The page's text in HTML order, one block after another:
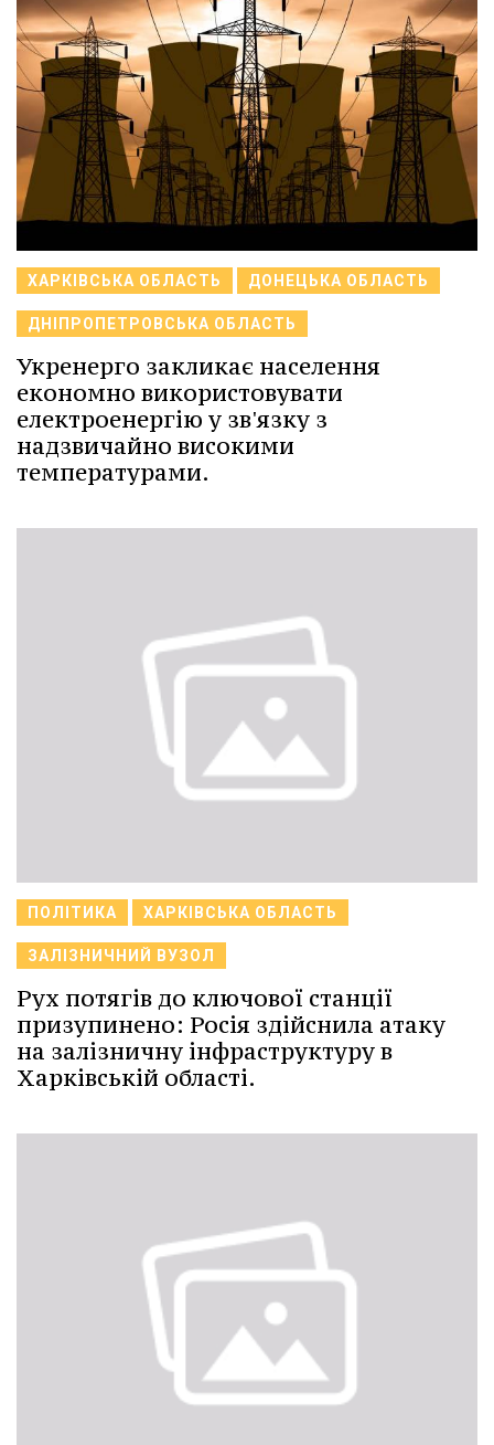
ХАРКІВСЬКА ОБЛАСТЬ ДОНЕЦЬКА ОБЛАСТЬ
ДНІПРОПЕТРОВСЬКА ОБЛАСТЬ
Укренерго закликає населення
економно використовувати
електроенергію у зв'язку з
надзвичайно високими
температурами.
ПОЛІТИКА ХАРКІВСЬКА ОБЛАСТЬ
ЗАЛІЗНИЧНИЙ ВУЗОЛ
Рух потягів до ключової станції
призупинено: Росія здійснила атаку
на залізничну інфраструктуру в
Харківській області.